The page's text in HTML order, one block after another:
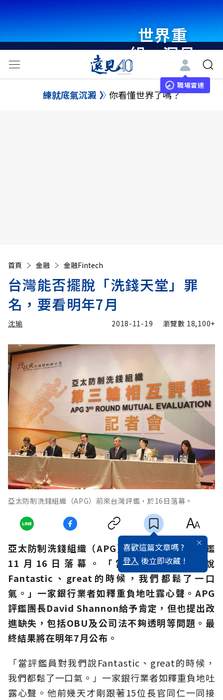
世界重
組・洞見
未來 與
世界領袖
職場雷達
練就底氣沉澱 你看懂世界了嗎？
首頁 金融 金融Fintech
台灣能否擺脫「洗錢天堂」罪
名，要看明年7月
沈瑜 2018-11-19 瀏覽數 18,100+
亞太防制洗錢組織（APG）前來台灣評鑑，於16日落幕。
喜歡這篇文章嗎 ?
登入 後立即收藏 !
亞太防制洗錢組織（APG）的初步實地相互評鑑
11月16日落幕。「當評鑑員對我們說
Fantastic、great的時候，我們都鬆了一口
氣。」一家銀行業者如釋重負地吐露心聲。APG
評鑑團長David Shannon給予肯定，但也提出改
進缺失，包括OBU及公司法不夠透明等問題。最
終結果將在明年7月公布。
「當評鑑員對我們說Fantastic、great的時候，
我們都鬆了一口氣。」一家銀行業者如釋重負地吐
露心聲。他前幾天才剛跟著15位長官同仁一同接